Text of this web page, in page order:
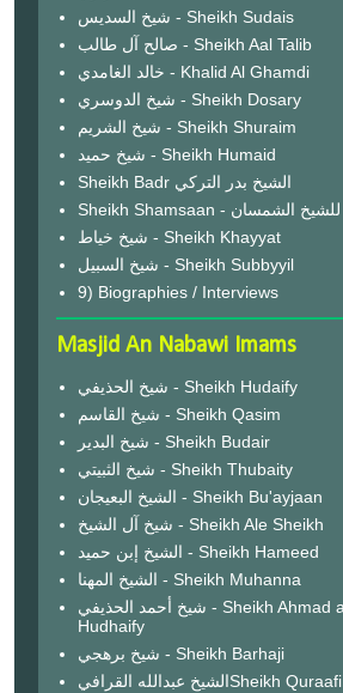
شيخ السديس - Sheikh Sudais
صالح آل طالب - Sheikh Aal Talib
خالد الغامدي - Khalid Al Ghamdi
شيخ الدوسري - Sheikh Dosary
شيخ الشريم - Sheikh Shuraim
شيخ حميد - Sheikh Humaid
Sheikh Badr الشيخ بدر التركي
Sheikh Shamsaan - للشيخ الشمسان
شيخ خياط - Sheikh Khayyat
شيخ السبيل - Sheikh Subbyyil
9) Biographies / Interviews
Masjid An Nabawi Imams
شيخ الحذيفي - Sheikh Hudaify
شيخ القاسم - Sheikh Qasim
شيخ البدير - Sheikh Budair
شيخ الثبيتي - Sheikh Thubaity
الشيخ البعيجان - Sheikh Bu'ayjaan
شيخ آل الشيخ - Sheikh Ale Sheikh
الشيخ إبن حميد - Sheikh Hameed
الشيخ المهنا - Sheikh Muhanna
شيخ أحمد الحذيفي - Sheikh Ahmad al
Hudhaify
شيخ برهجي - Sheikh Barhaji
الشيخ عبدالله القرافيSheikh Quraafi